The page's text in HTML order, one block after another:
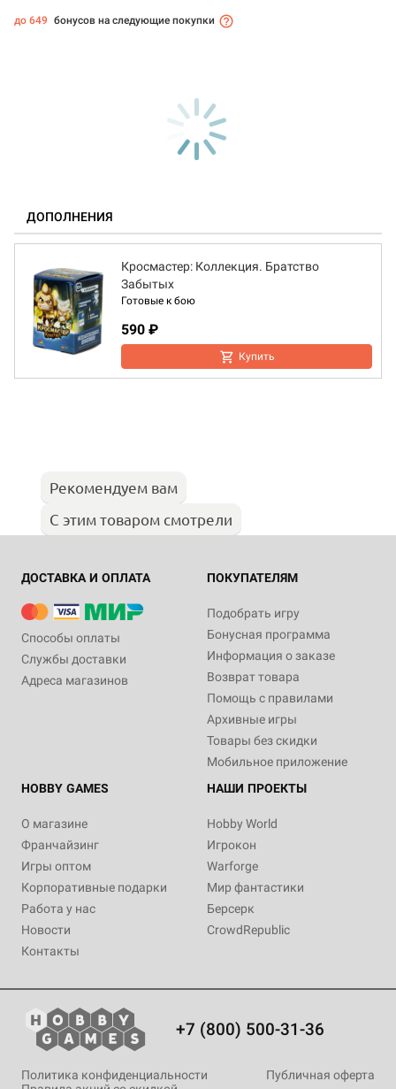
до 649 бонусов на следующие покупки
ДОПОЛНЕНИЯ
Кросмастер: Коллекция. Братство
Забытых
Готовые к бою
590 ₽
Купить
Рекомендуем вам
С этим товаром смотрели
ДОСТАВКА И ОПЛАТА
Способы оплаты
Службы доставки
Адреса магазинов
ПОКУПАТЕЛЯМ
Подобрать игру
Бонусная программа
Информация о заказе
Возврат товара
Помощь с правилами
Архивные игры
Товары без скидки
Мобильное приложение
HOBBY GAMES
О магазине
Франчайзинг
Игры оптом
Корпоративные подарки
Работа у нас
Новости
Контакты
НАШИ ПРОЕКТЫ
Hobby World
Игрокон
Warforge
Мир фантастики
Берсерк
CrowdRepublic
+7 (800) 500-31-36
Политика конфиденциальности
Публичная оферта